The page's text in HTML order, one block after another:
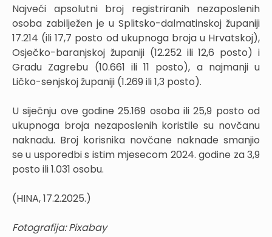
Najveći apsolutni broj registriranih nezaposlenih
osoba zabilježen je u Splitsko-dalmatinskoj županiji
17.214 (ili 17,7 posto od ukupnoga broja u Hrvatskoj),
Osječko-baranjskoj županiji (12.252 ili 12,6 posto) i
Gradu Zagrebu (10.661 ili 11 posto), a najmanji u
Ličko-senjskoj županiji (1.269 ili 1,3 posto).
U siječnju ove godine 25.169 osoba ili 25,9 posto od
ukupnoga broja nezaposlenih koristile su novčanu
naknadu. Broj korisnika novčane naknade smanjio
se u usporedbi s istim mjesecom 2024. godine za 3,9
posto ili 1.031 osobu.
(HINA, 17.2.2025.)
Fotografija: Pixabay